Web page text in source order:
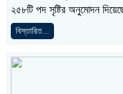
২৫৮টি পদ সৃষ্টির অনুমোদন
বিস্তারিত...